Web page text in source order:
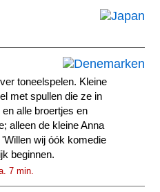
toneelspelen. Kleine
met spullen die ze in
alle broertjes en
alleen de kleine Anna
wij óók komedie
beginnen.
7 min.